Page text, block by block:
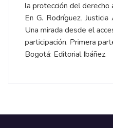
la protección del derecho
En G. Rodríguez,
Una mirada desde el
participación. Primera
Bogotá: Editorial Ibáñez.